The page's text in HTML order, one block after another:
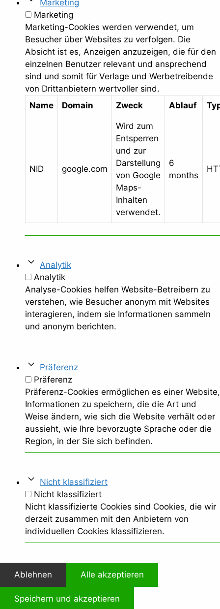
Marketing
Marketing
Marketing-Cookies werden verwendet, um
Besucher über Websites zu verfolgen. Die
Absicht ist es, Anzeigen anzuzeigen, die für den
einzelnen Benutzer relevant und ansprechend
sind und somit für Verlage und Werbetreibende
von Drittanbietern wertvoller sind.
Name
Domain Zweck Ablauf
NID google.com
Wird zum
Entsperren
und zur
Darstellung
von Google
Maps-
Inhalten
verwendet.
6
months
Analytik
Analytik
Analyse-Cookies helfen Website-Betreibern zu
verstehen, wie Besucher anonym mit Websites
interagieren, indem sie Informationen sammeln
und anonym berichten.
Präferenz
Präferenz
Präferenz-Cookies ermöglichen es einer Website,
Informationen zu speichern, die die Art und
Weise ändern, wie sich die Website verhält oder
aussieht, wie Ihre bevorzugte Sprache oder die
Region, in der Sie sich befinden.
Nicht klassifiziert
Nicht klassifiziert
Nicht klassifizierte Cookies sind Cookies, die wir
derzeit zusammen mit den Anbietern von
individuellen Cookies klassifizieren.
Ablehnen Alle akzeptieren
Speichern und akzeptieren